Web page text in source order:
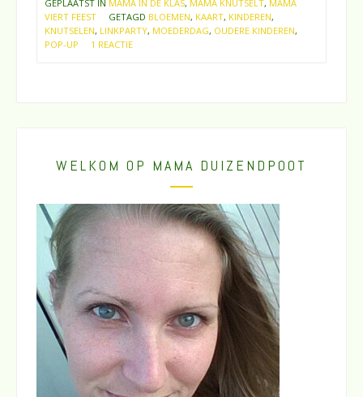
GEPLAATST IN MAMA IN DE KLAS, MAMA KNUTSELT, MAMA
VIERT FEEST
GETAGD BLOEMEN, KAART, KINDEREN,
KNUTSELEN, LINKPARTY, MOEDERDAG, OUDERE KINDEREN,
POP-UP
1 REACTIE
WELKOM OP MAMA DUIZENDPOOT